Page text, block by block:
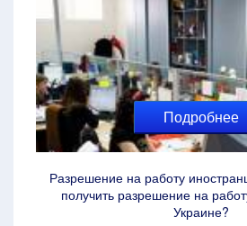
Подробнее
Разрешение на работу
получить разрешение на
Украине?